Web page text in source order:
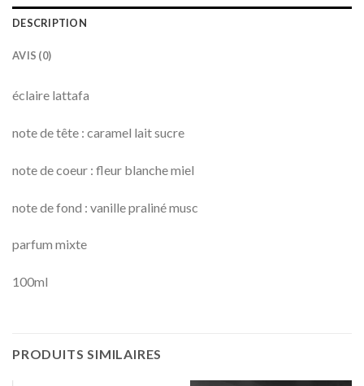
DESCRIPTION
AVIS (0)
éclaire lattafa
note de tête : caramel lait sucre
note de coeur : fleur blanche miel
note de fond : vanille praliné musc
parfum mixte
100ml
PRODUITS SIMILAIRES